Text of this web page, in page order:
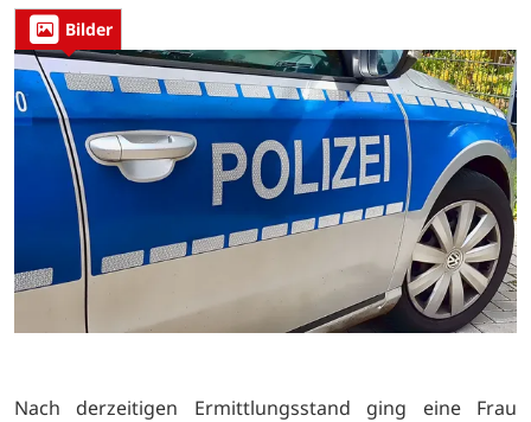
Bilder
Nach derzeitigen Ermittlungsstand ging eine Frau